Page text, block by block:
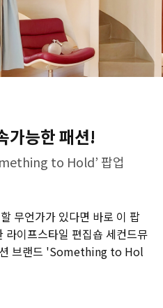
가능한 패션!
to Hold’ 팝업
무언가가 있다면 바로 이 팝
라이프스타일 편집숍 세컨드뮤
션 브랜드 'Something to Hol